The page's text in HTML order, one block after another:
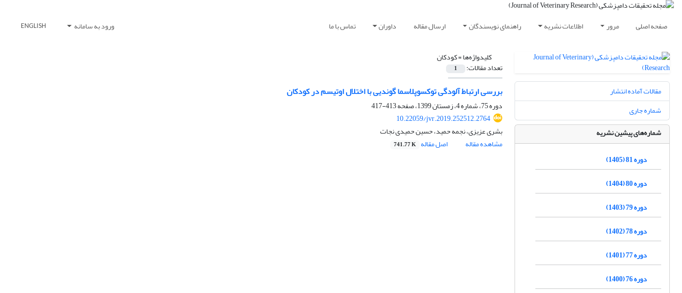
صفحه اصلی مرور اطلاعات نشریه راهنمای نویسندگان ارسال مقاله داوران تماس با ما ورود به سامانه ENGLISH
کلیدواژه‌ها =کودکان
تعداد مقالات: 1
بررسی ارتباط آلودگی توکسوپلاسما گوندیی با اختلال اوتیسم در کودکان
دوره 75، شماره 4، زمستان 1399، صفحه
413-417
10.22059/jvr.2019.252512.2764
بشری عزیزی، نجمه حمید، حسین حمیدی نجات
مشاهده مقاله
اصل مقاله 741.77 K
مقالات آماده انتشار
شماره جاری
شماره‌های پیشین نشریه
دوره 81 (1405)
دوره 80 (1404)
دوره 79 (1403)
دوره 78 (1402)
دوره 77 (1401)
دوره 76 (1400)